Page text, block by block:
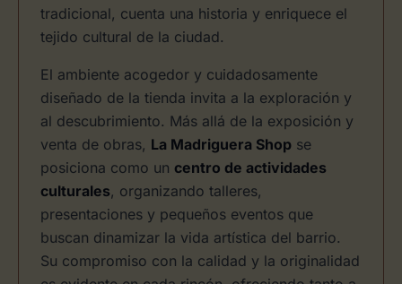
tradicional, cuenta una historia y enriquece el
tejido cultural de la ciudad.
El ambiente acogedor y cuidadosamente
diseñado de la tienda invita a la exploración y
al descubrimiento. Más allá de la exposición y
venta de obras, La Madriguera Shop se
posiciona como un centro de actividades
culturales, organizando talleres,
presentaciones y pequeños eventos que
buscan dinamizar la vida artística del barrio.
Su compromiso con la calidad y la originalidad